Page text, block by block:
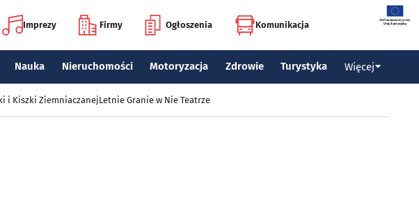
Imprezy Firmy Ogłoszenia Komunikacja
Nauka Nieruchomości Motoryzacja Zdrowie Turystyka Więcej
i Kiszki ZiemniaczanejLetnie Granie w Nie Teatrze